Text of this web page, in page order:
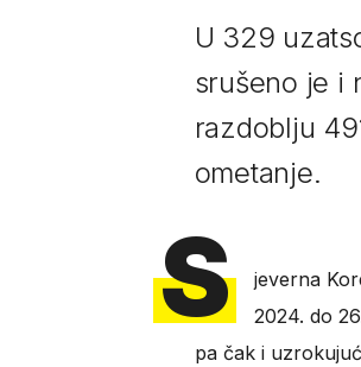
U 329
srušeno je i
razdoblju
ometanje.
S
jeverna
2024. do
pa čak i